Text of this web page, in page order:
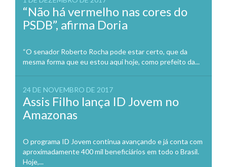
“Não há vermelho nas cores do
PSDB”, afirma Doria
“O senador Roberto Rocha pode estar certo, que da
mesma forma que eu estou aqui hoje, como prefeito da...
24 DE NOVEMBRO DE 2017
Assis Filho lança ID Jovem no
Amazonas
O programa ID Jovem continua avançando e já conta com
aproximadamente 400 mil beneficiários em todo o Brasil.
Hoje,...